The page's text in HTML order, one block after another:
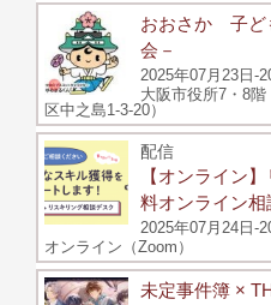
おおさか 子ど
会－
2025年07月23日-
大阪市役所7・8
区中之島1-3-20）
配信
【オンライン
料オンライン相
2025年07月24日-
オンライン（Zoom）
未定事件簿 ×